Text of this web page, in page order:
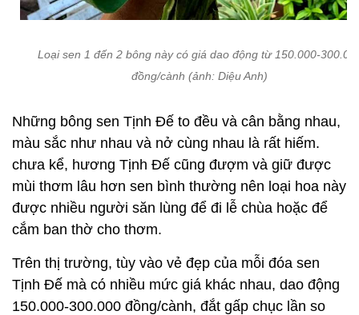
Loại sen 1 đến 2 bông này có giá dao động từ 150.000-
đồng/cành (ảnh: Diệu Anh)
Những bông sen Tịnh Đế to đều và cân bằng nhau,
màu sắc như nhau và nở cùng nhau là rất hiếm.
chưa kể, hương Tịnh Đế cũng đượm và giữ được
mùi thơm lâu hơn sen bình thường nên loại hoa này
được nhiều người săn lùng để đi lễ chùa hoặc để
cắm ban thờ cho thơm.
Trên thị trường, tùy vào vẻ đẹp của mỗi đóa sen
Tịnh Đế mà có nhiều mức giá khác nhau, dao động
150.000-300.000 đồng/cành, đắt gấp chục lần so